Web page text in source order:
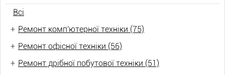
Всі
+ Ремонт комп'ютерної техніки (75)
+ Ремонт офісної техніки (56)
+ Ремонт дрібної побутової техніки (51)